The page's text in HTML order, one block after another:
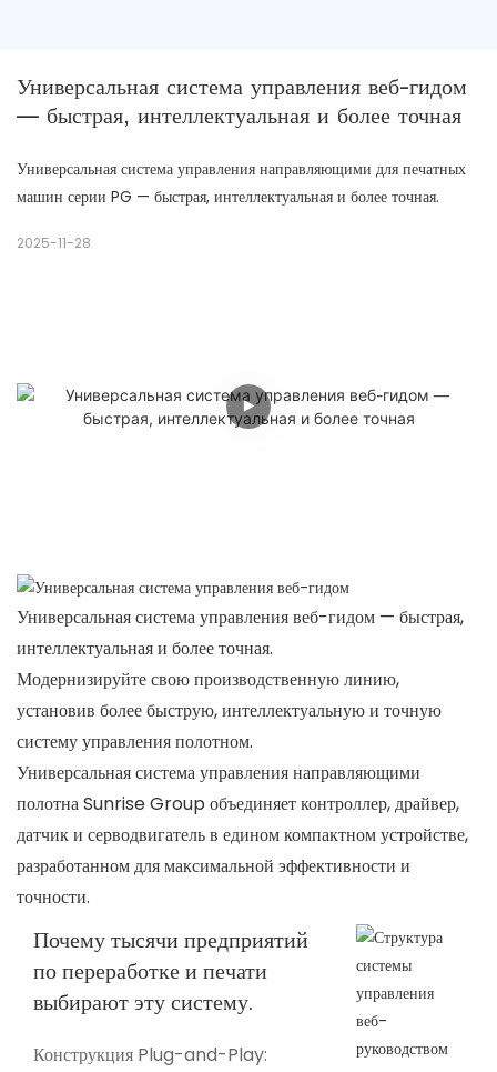
Универсальная система управления веб-гидом
— быстрая, интеллектуальная и более точная
Универсальная система управления направляющими для печатных
машин серии PG — быстрая, интеллектуальная и более точная.
2025-11-28
Универсальная система управления веб-гидом — быстрая,
интеллектуальная и более точная.
Модернизируйте свою производственную линию,
установив более быструю, интеллектуальную и точную
систему управления полотном.
Универсальная система управления направляющими
полотна Sunrise Group объединяет контроллер, драйвер,
датчик и серводвигатель в едином компактном устройстве,
разработанном для максимальной эффективности и
точности.
Почему тысячи предприятий
по переработке и печати
выбирают эту систему.
Конструкция Plug-and-Play: